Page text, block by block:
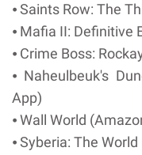
⦁ Saints Row: The
⦁ Mafia II: Definitive
⦁ Crime Boss:
⦁ Naheulbeuk's
App)
⦁ Wall World
⦁ Syberia: The